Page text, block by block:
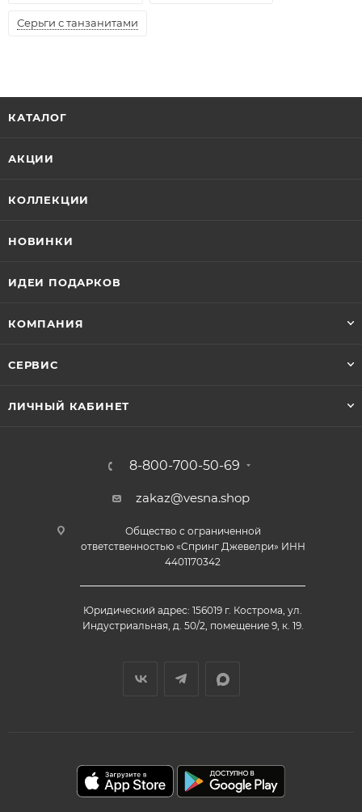
Серьги с танзанитами
КАТАЛОГ
АКЦИИ
КОЛЛЕКЦИИ
НОВИНКИ
ИДЕИ ПОДАРКОВ
КОМПАНИЯ
СЕРВИС
ЛИЧНЫЙ КАБИНЕТ
8-800-700-50-69
zakaz@vesna.shop
Общество с ограниченной
ответственностью «Спринг Джевелри» ИНН
4401170342
Юридический адрес: 156019 г. Кострома, ул.
Индустриальная, д. 50/2, помещение 9, к. 19.